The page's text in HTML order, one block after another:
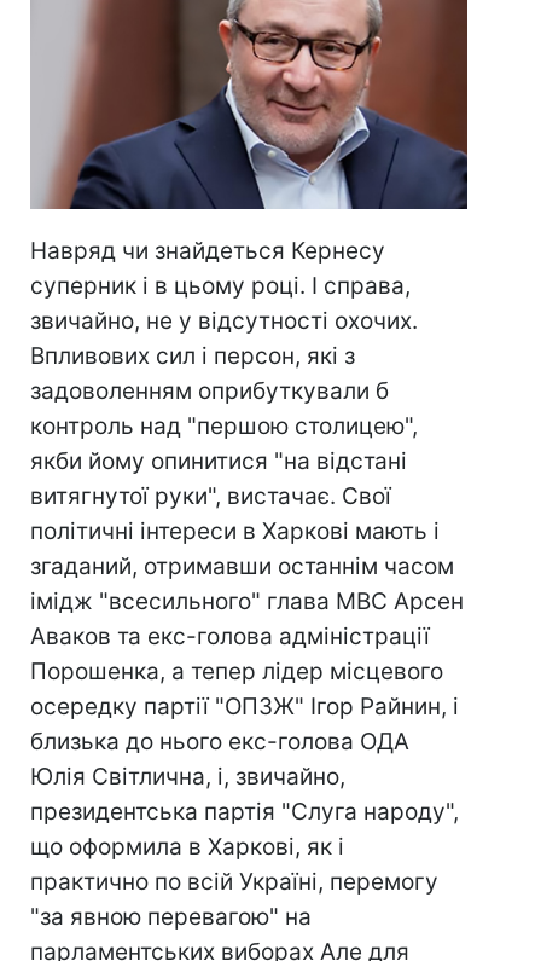
Навряд чи знайдеться Кернесу
суперник і в цьому році. І справа,
звичайно, не у відсутності охочих.
Впливових сил і персон, які з
задоволенням оприбуткували б
контроль над "першою столицею",
якби йому опинитися "на відстані
витягнутої руки", вистачає. Свої
політичні інтереси в Харкові мають і
згаданий, отримавши останнім часом
імідж "всесильного" глава МВС Арсен
Аваков та екс-голова адміністрації
Порошенка, а тепер лідер місцевого
осередку партії "ОПЗЖ" Ігор Райнин, і
близька до нього екс-голова ОДА
Юлія Світлична, і, звичайно,
президентська партія "Слуга народу",
що оформила в Харкові, як і
практично по всій Україні, перемогу
"за явною перевагою" на
парламентських виборах Але для